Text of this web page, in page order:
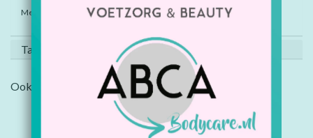
Meer informatie productblad:klik hier
Tags (0)
Ook interessant?